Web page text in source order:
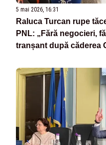
5 mai 2026, 16:31
Raluca Turcan rupe
PNL: „Fără negocieri,
tranșant după căderea